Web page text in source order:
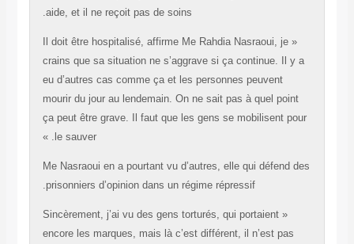
aide, et il ne reçoit pas de soins.
« Il doit être hospitalisé, affirme Me Rahdia
crains que sa situation ne s’aggrave si ça
eu d’autres cas comme ça et les personnes
mourir du jour au lendemain. On ne sait pas à quel
ça peut être grave. Il faut que les gens se
Me Nasraoui en a pourtant vu d’autres, elle qui
prisonniers d’opinion dans un régime répressif.
« Sincèrement, j’ai vu des gens torturés, qui
encore les marques, mais là c’est différent, il